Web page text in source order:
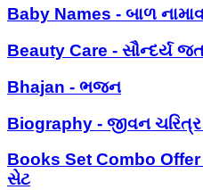
Baby Names - બાળ
Beauty Care - સૌન્દર્ય
Bhajan - ભજન
Biography - જીવન
Books Set Combo Offer
સેટ